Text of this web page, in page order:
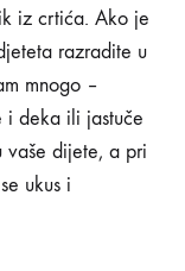
iz crtića. Ako je
razradite u
mnogo –
i deka ili jastuče
vaše dijete, a pri
ukus i